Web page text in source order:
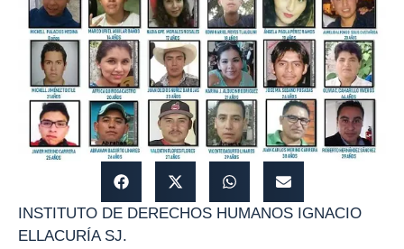
INSTITUTO DE DERECHOS HUMANOS IGNACIO
ELLACURÍA SJ.